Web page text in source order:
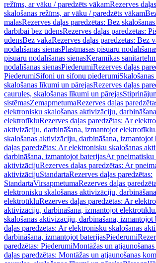
režīms, ar vāku / paredzēts vākamRezerves
skalošanas režīms, ar vāku / paredzēts vākam
malasRezerves daļas paredzētas: Bez
darbībai bez ūdensRezerves daļas paredzētas:
ūdensBez vākaRezerves daļas paredzētas: Bez
nodalīšanas sienasPlastmasas pisuāru
pisuāru nodalīšanas sienasKeramikas
nodalīšanas sienasPiederumiRezerves daļas
PiederumiSifoni un sifonu piederumi
skalošanas līkumi un pārejasRezerves daļas
caurules, skalošanas līkumi un pārejas
sistēmasZemapmetumaRezerves daļas
elektronisku skalošanas aktivizāciju,
elektrotīkluRezerves daļas paredzētas: Ar
aktivizāciju, darbināšana, izmantojot elektrotīklu
skalošanas aktivizāciju, darbināšana, izmantojot
daļas paredzētas: Ar elektronisku skalošanas
darbināšana, izmantojot baterijasAr pneimatisku
aktivizācijuRezerves daļas paredzētas: Ar
aktivizācijuStandartaRezerves daļas paredzētas:
StandartaVirsapmetumaRezerves daļas
elektronisku skalošanas aktivizāciju,
elektrotīkluRezerves daļas paredzētas: Ar
aktivizāciju, darbināšana, izmantojot elektrotīklu
skalošanas aktivizāciju, darbināšana, izmantojot
daļas paredzētas: Ar elektronisku skalošanas
darbināšana, izmantojot baterijasPiederumi
paredzētas: PiederumiMontāžas un
daļas paredzētas: Montāžas un atjaunošanas